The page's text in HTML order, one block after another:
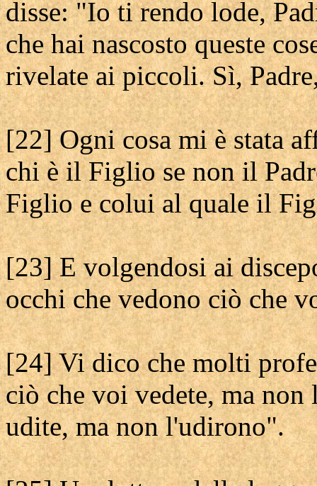
disse: "Io ti rendo lode,
che hai nascosto queste
rivelate ai piccoli. Sì,
[22] Ogni cosa mi è stata
chi è il Figlio se non il
Figlio e colui al quale il
[23] E volgendosi ai
occhi che vedono ciò che
[24] Vi dico che molti
ciò che voi vedete, ma
udite, ma non l'udirono".